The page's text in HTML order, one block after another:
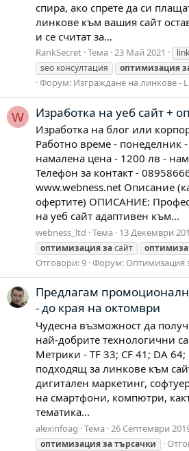
спира, ако спрете да си
линкове към вашия сайт
и се считат за...
RankSecret Тема 23 Май 2021
seo консултация
оптимизация
Форум: Изграждане на линкове -
W Изработка на уеб сайт +
Изработка на блог или
Работно време - понеделник
намалена цена - 1200 лв -
Телефон за контакт -
www.webness.net Описание
офертите) ОПИСАНИЕ:
на уеб сайт адаптивен към...
webness_ltd Тема 13 Декември
оптимизациязасайт
Отговори: 9 Форум: Оптимизация
Предлагам
- до края на октомври
Чудесна възможност да
най-добрите технологични
Метрики - TF 33; CF 41; DA
подходящ за линкове към
дигитален маркетинг,
на смартфони, компютри,
тематика...
alexinfoag Тема 26 Септември
оптимизациязатърсачки